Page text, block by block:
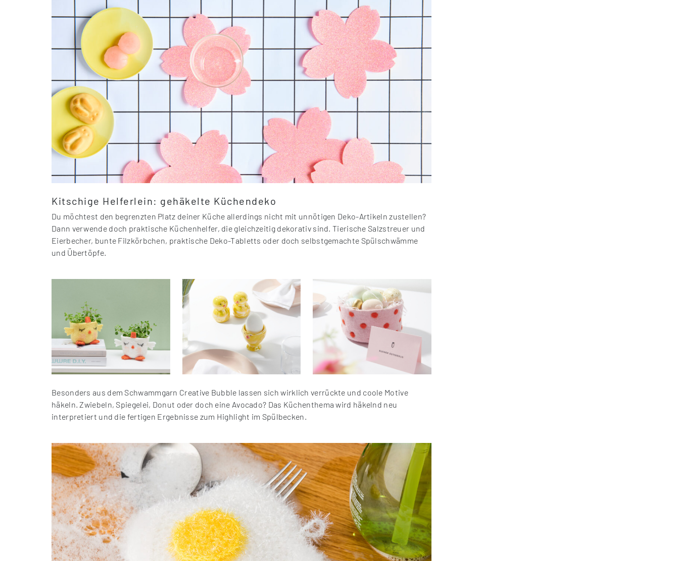
Kitschige Helferlein: gehäkelte Küchendeko
Du möchtest den begrenzten Platz deiner Küche allerdings nicht mit unnötigen Deko-Artikeln zustellen?
Dann verwende doch praktische Küchenhelfer, die gleichzeitig dekorativ sind. Tierische Salzstreuer und
Eierbecher, bunte Filzkörbchen, praktische Deko-Tabletts oder doch selbstgemachte Spülschwämme
und Übertöpfe.
Besonders aus dem Schwammgarn Creative Bubble lassen sich wirklich verrückte und coole Motive
häkeln. Zwiebeln, Spiegelei, Donut oder doch eine Avocado? Das Küchenthema wird häkelnd neu
interpretiert und die fertigen Ergebnisse zum Highlight im Spülbecken.